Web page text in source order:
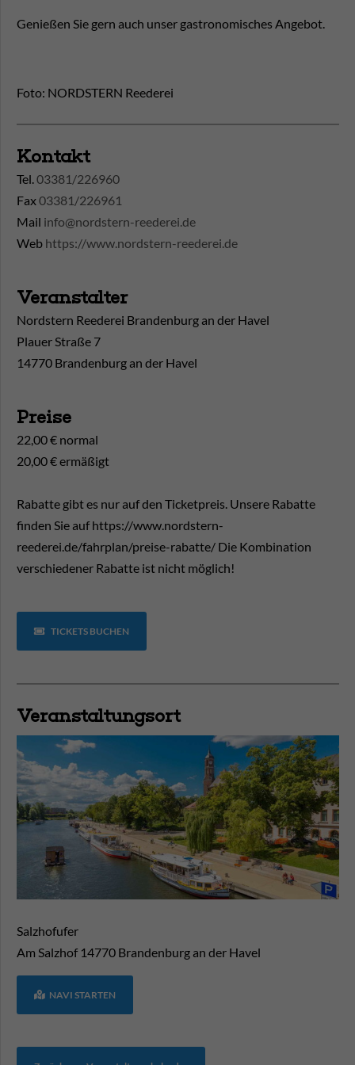
Genießen Sie gern auch unser gastronomisches Angebot.
Foto: NORDSTERN Reederei
Kontakt
Tel.03381/226960
Fax03381/226961
Mail info@nordstern-reederei.de
Web https://www.nordstern-reederei.de
Veranstalter
Nordstern Reederei Brandenburg an der Havel
Plauer Straße 7
14770 Brandenburg an der Havel
Preise
22,00 € normal
20,00 € ermäßigt
Rabatte gibt es nur auf den Ticketpreis. Unsere Rabatte
finden Sie auf https://www.nordstern-
reederei.de/fahrplan/preise-rabatte/ Die Kombination
verschiedener Rabatte ist nicht möglich!
TICKETS BUCHEN
Veranstaltungsort
Salzhofufer
Am Salzhof 14770 Brandenburg an der Havel
NAVI STARTEN